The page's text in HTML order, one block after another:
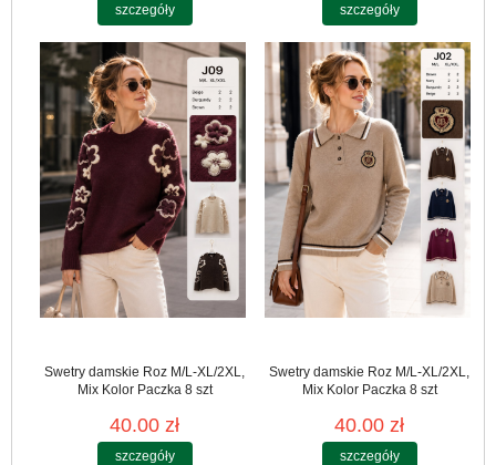
szczegóły szczegóły
Swetry damskie Roz M/L-XL/2XL,
Mix Kolor Paczka 8 szt
40.00 zł
szczegóły
Swetry damskie Roz M/L-XL/2XL,
Mix Kolor Paczka 8 szt
40.00 zł
szczegóły